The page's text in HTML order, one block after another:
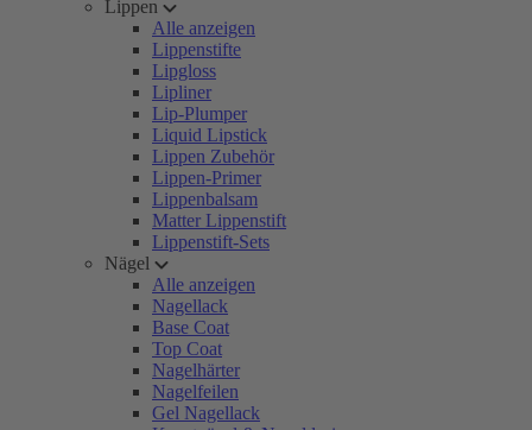
Lippen
Alle anzeigen
Lippenstifte
Lipgloss
Lipliner
Lip-Plumper
Liquid Lipstick
Lippen Zubehör
Lippen-Primer
Lippenbalsam
Matter Lippenstift
Lippenstift-Sets
Nägel
Alle anzeigen
Nagellack
Base Coat
Top Coat
Nagelhärter
Nagelfeilen
Gel Nagellack